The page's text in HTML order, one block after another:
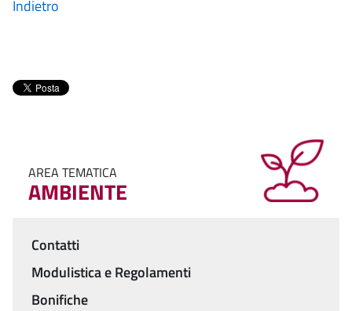
Indietro
AREA TEMATICA
AMBIENTE
Menu
Contatti
Modulistica e Regolamenti
Bonifiche